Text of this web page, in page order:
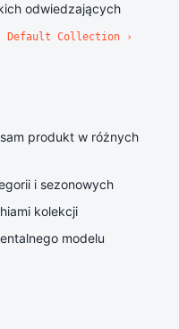
odwiedzających
Default Collection ›
produkt w różnych
i sezonowych
kolekcji
modelu